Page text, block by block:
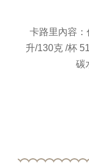
卡路里內容
升/130克 /杯
碳